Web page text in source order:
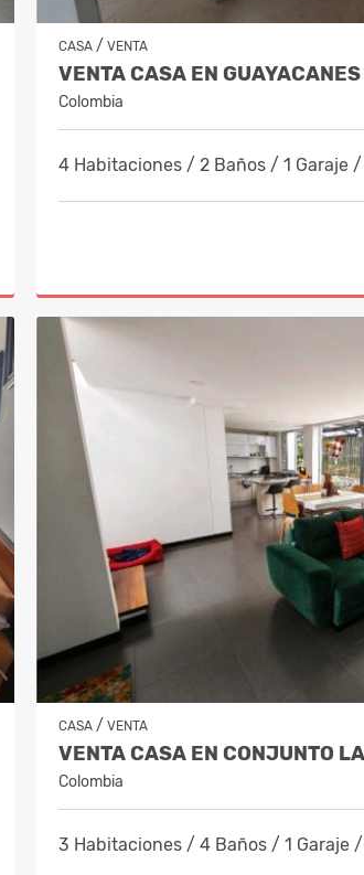
CASA / VENTA
Colombia
4 Habitaciones / 2 Baños / 1 Garaje /
CASA / VENTA
Colombia
3 Habitaciones / 4 Baños / 1 Garaje /